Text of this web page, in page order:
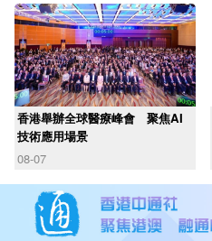
香港舉辦全球醫療峰會 聚焦AI
技術應用場景
08-07